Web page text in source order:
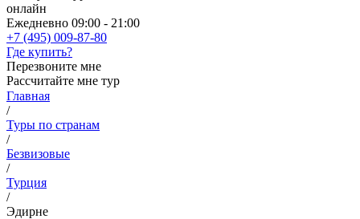
онлайн
Ежедневно 09:00 - 21:00
+7 (495) 009-87-80
Где купить?
Перезвоните мне
Рассчитайте мне тур
Главная
/
Туры по странам
/
Безвизовые
/
Турция
/
Эдирне